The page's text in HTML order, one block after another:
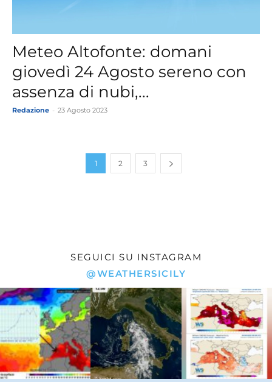
Meteo Altofonte: domani
giovedì 24 Agosto sereno con
assenza di nubi,...
Redazione 23 Agosto 2023
1 2 3
SEGUICI SU INSTAGRAM
@WEATHERSICILY